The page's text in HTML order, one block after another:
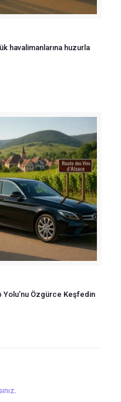
havalimanlarına huzurla
Yolu’nu Özgürce Keşfedin
.